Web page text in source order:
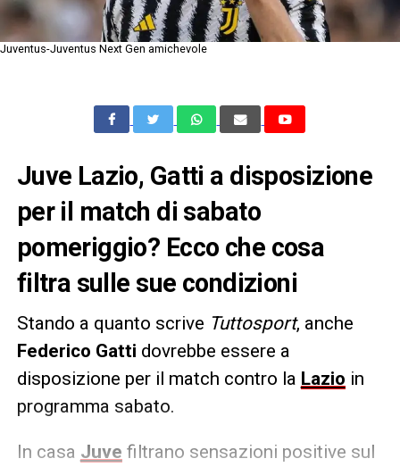
Juventus-Juventus Next Gen amichevole
Juve Lazio, Gatti a disposizione
per il match di sabato
pomeriggio? Ecco che cosa
filtra sulle sue condizioni
Stando a quanto scrive Tuttosport, anche
Federico Gatti dovrebbe essere a
disposizione per il match contro la Lazio in
programma sabato.
In casa Juve filtrano sensazioni positive sul